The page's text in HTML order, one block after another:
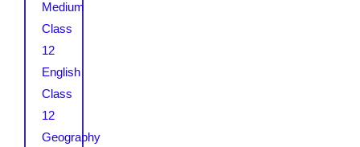
Medium
Class
12
English
Class
12
Geography